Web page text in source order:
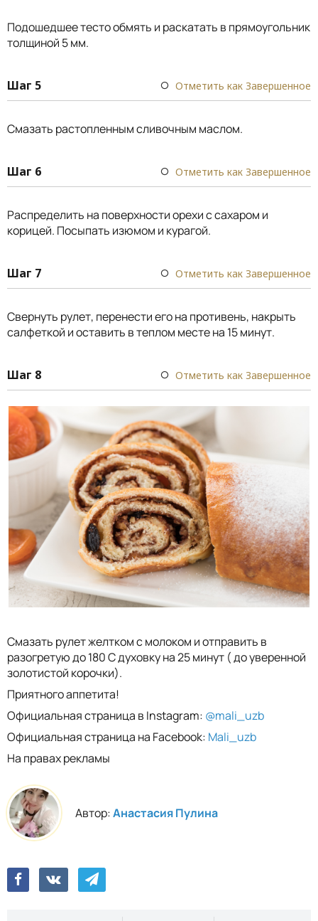
Подошедшее тесто обмять и раскатать в прямоугольник
толщиной 5 мм.
Шаг 5 Отметить как Завершенное
Смазать растопленным сливочным маслом.
Шаг 6 Отметить как Завершенное
Распределить на поверхности орехи с сахаром и
корицей. Посыпать изюмом и курагой.
Шаг 7 Отметить как Завершенное
Свернуть рулет, перенести его на противень, накрыть
салфеткой и оставить в теплом месте на 15 минут.
Шаг 8 Отметить как Завершенное
Смазать рулет желтком с молоком и отправить в
разогретую до 180 С духовку на 25 минут ( до уверенной
золотистой корочки).
Приятного аппетита!
Официальная страница в Instagram: @mali_uzb
Официальная страница на Facebook: Mali_uzb
На правах рекламы
Автор:Анастасия Пулина